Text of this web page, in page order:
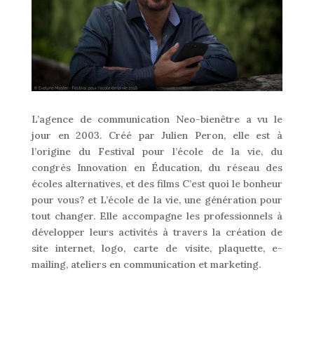
L’agence de communication Neo-bienêtre a vu le
jour en 2003. Créé par Julien Peron, elle est à
l’origine du Festival pour l’école de la vie, du
congrès Innovation en Éducation, du réseau des
écoles alternatives, et des films C’est quoi le bonheur
pour vous? et L’école de la vie, une génération pour
tout changer. Elle accompagne les professionnels à
développer leurs activités à travers la création de
site internet, logo, carte de visite, plaquette, e-
mailing, ateliers en communication et marketing.